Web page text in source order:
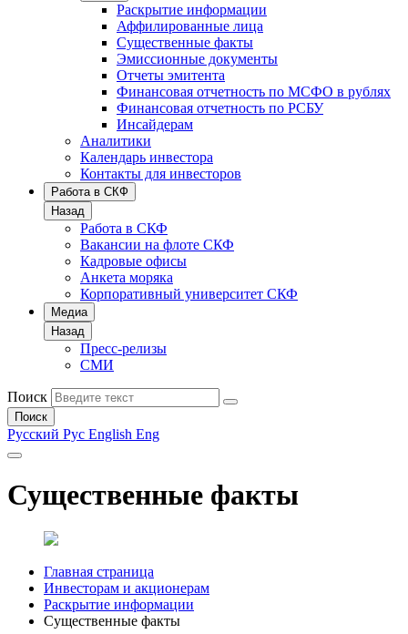
Раскрытие информации
Аффилированные лица
Существенные факты
Эмиссионные документы
Отчеты эмитента
Финансовая отчетность по МСФО в рублях
Финансовая отчетность по РСБУ
Инсайдерам
Аналитики
Календарь инвестора
Контакты для инвесторов
Работа в СКФ
Назад
Работа в СКФ
Вакансии на флоте СКФ
Кадровые офисы
Анкета моряка
Корпоративный университет СКФ
Медиа
Назад
Пресс-релизы
СМИ
Поиск
Поиск
Русский Рус English Eng
Существенные факты
Главная страница
Инвесторам и акционерам
Раскрытие информации
Существенные факты